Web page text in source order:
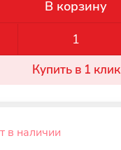
В корзину
Купить в 1 клик
в наличии